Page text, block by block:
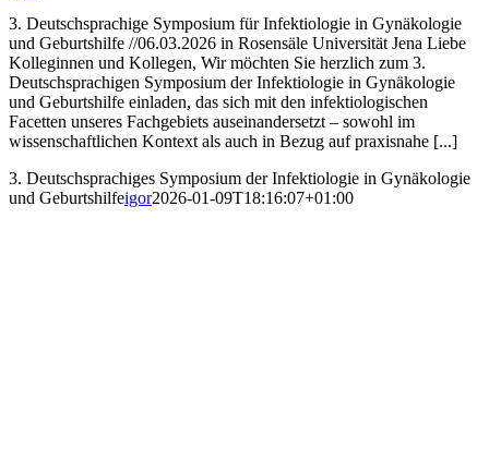
3. Deutschsprachige Symposium für Infektiologie in Gynäkologie
und Geburtshilfe //06.03.2026 in Rosensäle Universität Jena Liebe
Kolleginnen und Kollegen, Wir möchten Sie herzlich zum 3.
Deutschsprachigen Symposium der Infektiologie in Gynäkologie
und Geburtshilfe einladen, das sich mit den infektiologischen
Facetten unseres Fachgebiets auseinandersetzt – sowohl im
wissenschaftlichen Kontext als auch in Bezug auf praxisnahe [...]
3. Deutschsprachiges Symposium der Infektiologie in Gynäkologie
und Geburtshilfeigor2026-01-09T18:16:07+01:00